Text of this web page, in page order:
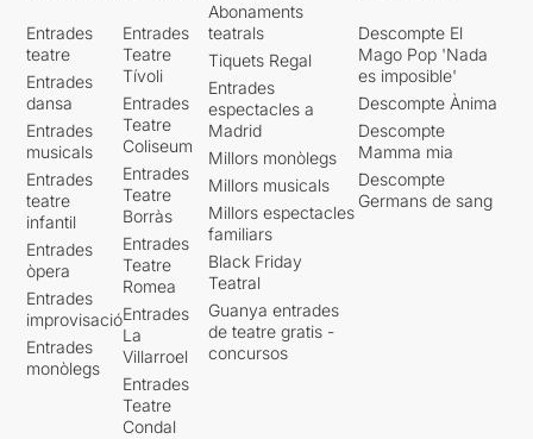
Entrades
teatre
Entrades
dansa
Entrades
musicals
Entrades
teatre
infantil
Entrades
òpera
Entrades
improvisació
Entrades
monòlegs
Entrades
Teatre
Tívoli
Entrades
Teatre
Coliseum
Entrades
Teatre
Borràs
Entrades
Teatre
Romea
Entrades
La
Villarroel
Entrades
Teatre
Condal
Abonaments
teatrals
Tiquets Regal
Entrades
espectacles a
Madrid
Millors monòlegs
Millors musicals
Millors espectacles
familiars
Black Friday
Teatral
Guanya entrades
de teatre gratis -
concursos
Descompte El
Mago Pop 'Nada
es imposible'
Descompte Ànima
Descompte
Mamma mia
Descompte
Germans de sang